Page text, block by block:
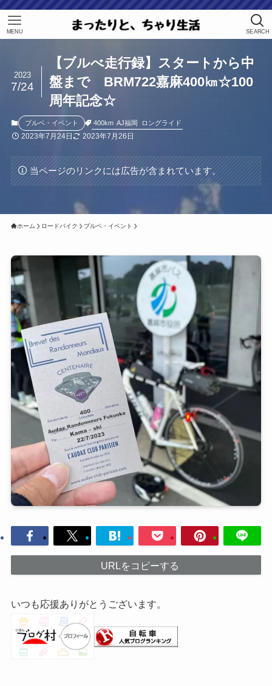
SEARCH
MENU
【ブルべ走行録】スタートから中
盤まで BRM722嘉麻400㎞☆100
周年記念☆
2023
7/24
ブルベ・イベント 400km AJ福岡 ロングライド
2023年7月24日 2023年7月26日
当ページのリンクには広告が含まれています。
ホーム ロードバイク ブルベ・イベント
URLをコピーする
いつも応援ありがとうございます。